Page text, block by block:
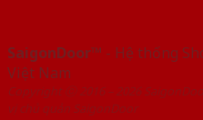
SaigonDoor™ - Hệ thống
Việt Nam
Copyright ⓒ 2016 – 2026
vị chủ quản SaigonDoor